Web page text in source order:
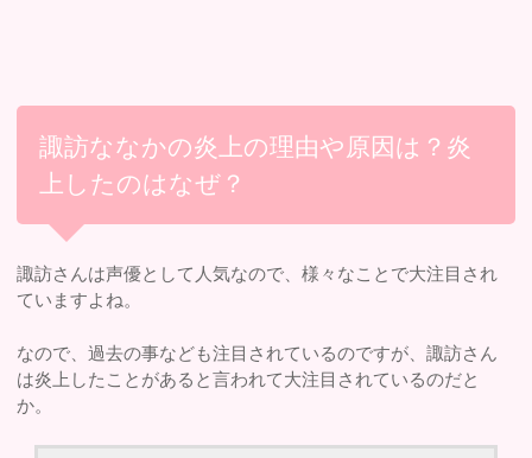
諏訪ななかの炎上の理由や原因は？炎
上したのはなぜ？
諏訪さんは声優として人気なので、様々なことで大注目され
ていますよね。
なので、過去の事なども注目されているのですが、諏訪さん
は炎上したことがあると言われて大注目されているのだと
か。